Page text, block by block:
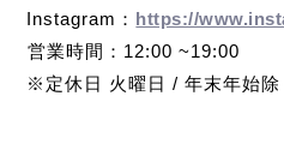
Instagram： https://
⁡営業時間：12:00 ~19:00
※定休日 火曜日 / 年末年始除